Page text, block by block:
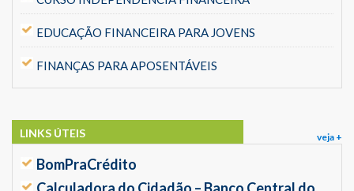
EDUCAÇÃO FINANCEIRA PARA JOVENS
FINANÇAS PARA APOSENTÁVEIS
veja +
LINKS ÚTEIS
BomPraCrédito